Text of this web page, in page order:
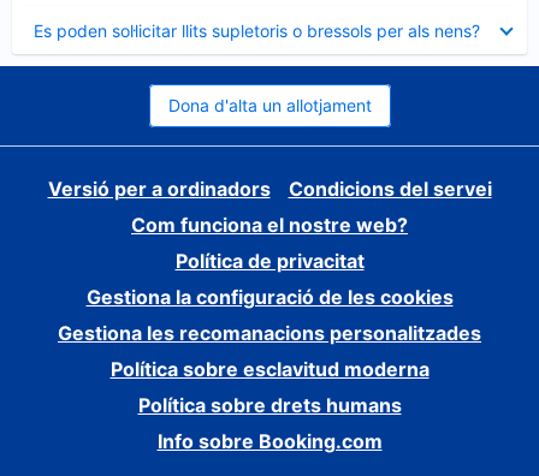
Es poden sol·licitar llits supletoris o bressols per als nens?
tancat
Dona d'alta un allotjament
Versió per a ordinadors
Condicions del servei
Com funciona el nostre web?
Política de privacitat
Gestiona la configuració de les cookies
Gestiona les recomanacions personalitzades
Política sobre esclavitud moderna
Política sobre drets humans
Info sobre Booking.com